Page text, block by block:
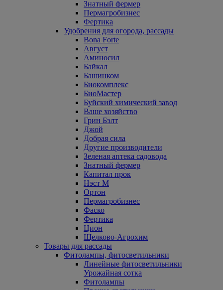
Знатный фермер
Пермагробизнес
Фертика
Удобрения для огорода, рассады
Bona Forte
Август
Аминосил
Байкал
Башинком
Биокомплекс
БиоМастер
Буйский химический завод
Ваше хозяйство
Грин Бэлт
Джой
Добрая сила
Другие производители
Зеленая аптека садовода
Знатный фермер
Капитал прок
Нэст М
Ортон
Пермагробизнес
Фаско
Фертика
Цион
Щелково-Агрохим
Товары для рассады
Фитолампы, фитосветильники
Линейные фитосветильники
Урожайная сотка
Фитолампы